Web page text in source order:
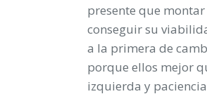
presente que montar
conseguir su
a la primera de
porque ellos mejor
izquierda y